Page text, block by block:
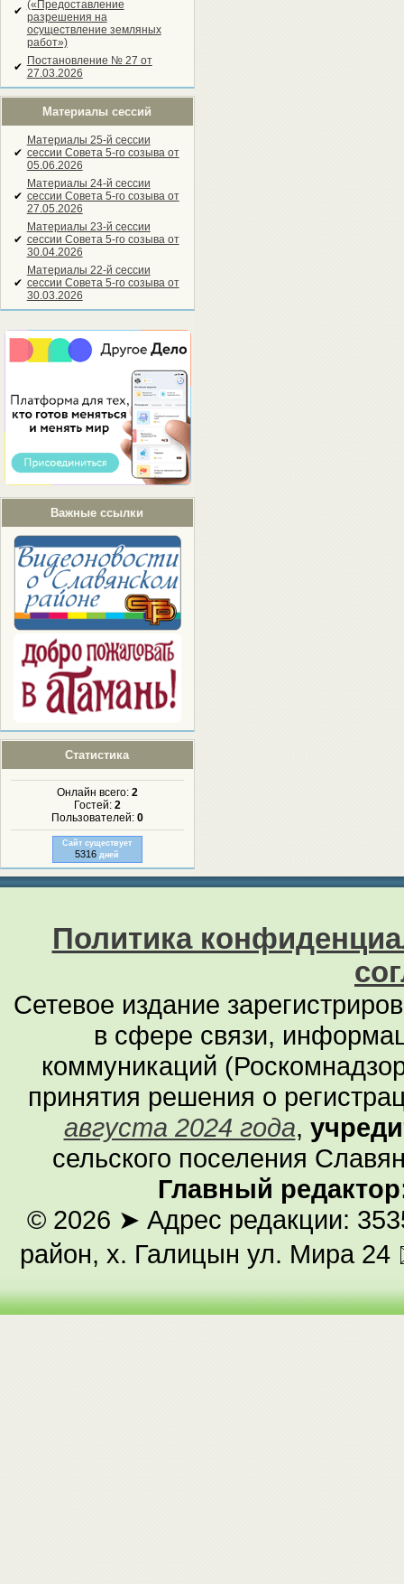
✔ («Предоставление
разрешения на
осуществление земляных
работ»)
✔ Постановление № 27 от
27.03.2026
Материалы сессий
✔
Материалы 25-й сессии
сессии Совета 5-го созыва от
05.06.2026
✔
Материалы 24-й сессии
сессии Совета 5-го созыва от
27.05.2026
✔
Материалы 23-й сессии
сессии Совета 5-го созыва от
30.04.2026
✔
Материалы 22-й сессии
сессии Совета 5-го созыва от
30.03.2026
Важные ссылки
Статистика
Онлайн всего: 2
Гостей: 2
Пользователей: 0
Сайт существует
5316 дней
Политика
Сетевое издание
в сфере связи,
коммуникаций
принятия решения о
августа 2024 года,
сельского поселения
Главный
© 2026 ➤ Адрес редакции:
район, х. Галицын ул. Мира